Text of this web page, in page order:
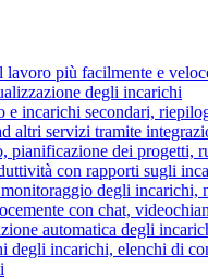
lavoro più facilmente e
degli incarichi
e incarichi secondari,
altri servizi tramite
pianificazione dei progetti,
con rapporti sugli
degli incarichi,
con chat,
automatica degli
degli incarichi, elenchi di